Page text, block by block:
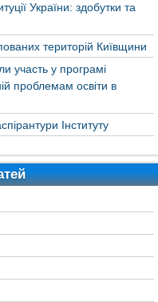
України: здобутки та
територій Київщини
участь у програмі
проблемам освіти в
Інституту